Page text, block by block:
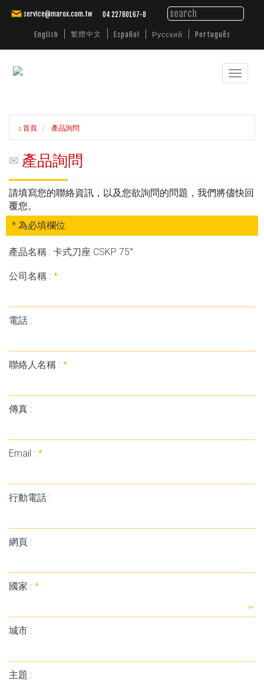
service@marox.com.tw 04 22780167-8
English 繁體中文 Español Русский Português
專
削
具，
具，
具，
內
孔
刀
具
Toggle
首頁 產品詢問
產品詢問
請填寫您的聯絡資訊，以及您欲詢問的問題，我們將儘快回
覆您。
* 為必填欄位.
產品名稱 : 卡式刀座 CSKP 75°
公司名稱 : *
電話 :
聯絡人名稱 : *
傳真 :
Email : *
行動電話 :
網頁 :
國家 : *
城市 :
主題 :